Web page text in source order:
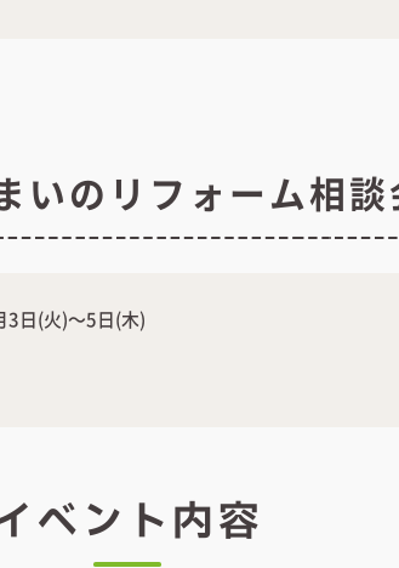
いのリフォーム相
日(火)～5日(木)
ベント内容